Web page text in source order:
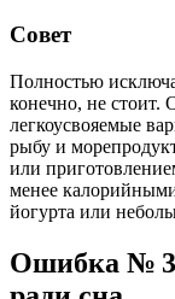
Совет
Полностью
конечно, не стоит.
легкоусвояемые
рыбу и
или
менее
йогурта или
Ошибка №